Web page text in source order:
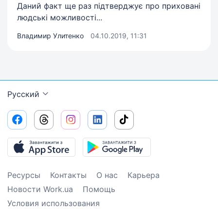
Даний факт ще раз підтверджує про приховані
людські можливості...
Владимир Улитенко 04.10.2019, 11:31
Русский
Ресурсы Контакты О нас
Карьера
Новости Work.ua
Помощь
Условия использования